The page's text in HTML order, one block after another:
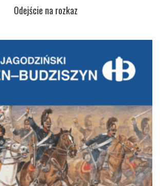
Odejście na rozkaz